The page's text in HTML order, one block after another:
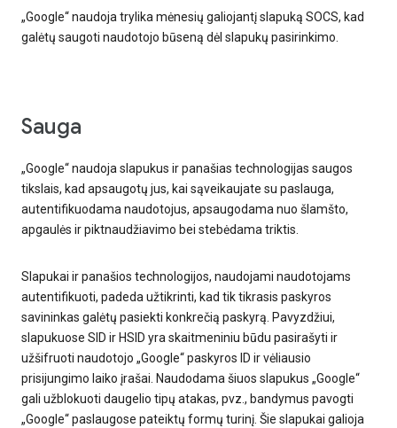
„Google“ naudoja trylika mėnesių galiojantį slapuką SOCS, kad
galėtų saugoti naudotojo būseną dėl slapukų pasirinkimo.
Sauga
„Google“ naudoja slapukus ir panašias technologijas saugos
tikslais, kad apsaugotų jus, kai sąveikaujate su paslauga,
autentifikuodama naudotojus, apsaugodama nuo šlamšto,
apgaulės ir piktnaudžiavimo bei stebėdama triktis.
Slapukai ir panašios technologijos, naudojami naudotojams
autentifikuoti, padeda užtikrinti, kad tik tikrasis paskyros
savininkas galėtų pasiekti konkrečią paskyrą. Pavyzdžiui,
slapukuose SID ir HSID yra skaitmeniniu būdu pasirašyti ir
užšifruoti naudotojo „Google“ paskyros ID ir vėliausio
prisijungimo laiko įrašai. Naudodama šiuos slapukus „Google“
gali užblokuoti daugelio tipų atakas, pvz., bandymus pavogti
„Google“ paslaugose pateiktų formų turinį. Šie slapukai galioja